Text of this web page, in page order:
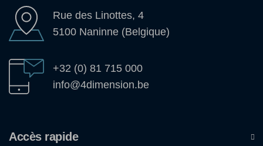
Rue des Linottes, 4
5100 Naninne (Belgique)
+32 (0) 81 715 000
info@4dimension.be
Accès rapide